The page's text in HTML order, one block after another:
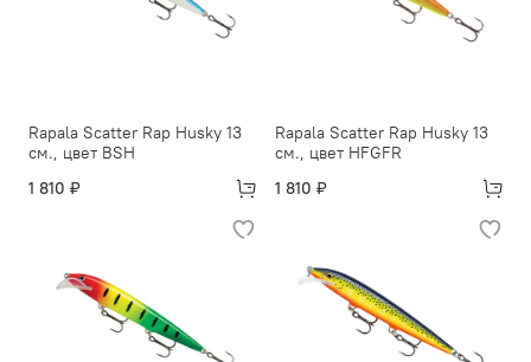
Rapala Scatter Rap Husky 13
см., цвет BSH
1 810 ₽
Rapala Scatter Rap Husky 13
см., цвет HFGFR
1 810 ₽